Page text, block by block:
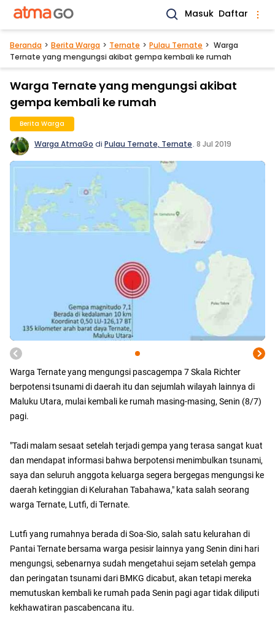
Masuk Daftar
Beranda Berita Warga Ternate Pulau Ternate
Warga
Ternate yang mengungsi akibat gempa kembali ke rumah
Warga Ternate yang mengungsi akibat
gempa kembali ke rumah
Berita Warga
Warga AtmaGo di Pulau Ternate, Ternate. 8 Jul 2019
Warga Ternate yang mengungsi pascagempa 7 Skala Richter
berpotensi tsunami di daerah itu dan sejumlah wilayah lainnya di
Maluku Utara, mulai kembali ke rumah masing-masing, Senin (8/7)
pagi.
"Tadi malam sesaat setelah terjadi gempa yang terasa sangat kuat
dan mendapat informasi bahwa berpotensi menimbulkan tsunami,
saya dan seluruh anggota keluarga segera bergegas mengungsi ke
daerah ketinggian di Kelurahan Tabahawa," kata salah seorang
warga Ternate, Lutfi, di Ternate.
Lutfi yang rumahnya berada di Soa-Sio, salah satu kelurahan di
Pantai Ternate bersama warga pesisir lainnya yang Senin dini hari
mengungsi, sebenarnya sudah mengetahui sejam setelah gempa
dan peringatan tsunami dari BMKG dicabut, akan tetapi mereka
memutuskan kembali ke rumah pada Senin pagi agar tidak diliputi
kekhawatiran pascabencana itu.